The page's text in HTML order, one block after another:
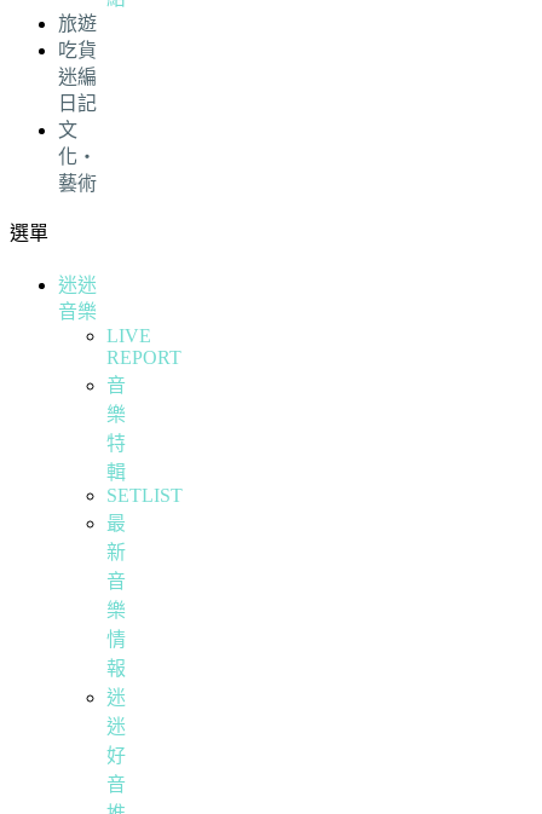
旅遊
吃貨
迷編
日記
文
化・
藝術
選單
迷迷
音樂
LIVE
REPORT
音
樂
特
輯
SETLIST
最
新
音
樂
情
報
迷
迷
好
音